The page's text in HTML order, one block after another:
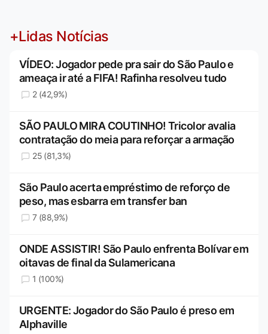
+Lidas Notícias
VÍDEO: Jogador pede pra sair do São Paulo e
ameaça ir até a FIFA! Rafinha resolveu tudo
2 (42,9%)
SÃO PAULO MIRA COUTINHO! Tricolor avalia
contratação do meia para reforçar a armação
25 (81,3%)
São Paulo acerta empréstimo de reforço de
peso, mas esbarra em transfer ban
7 (88,9%)
ONDE ASSISTIR! São Paulo enfrenta Bolívar em
oitavas de final da Sulamericana
1 (100%)
URGENTE: Jogador do São Paulo é preso em
Alphaville